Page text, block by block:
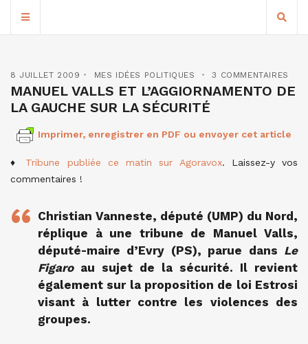
8 JUILLET 2009 MES IDÉES POLITIQUES 3 COMMENTAIRES
MANUEL VALLS ET L’AGGIORNAMENTO DE
LA GAUCHE SUR LA SÉCURITÉ
Imprimer, enregistrer en PDF ou envoyer cet article
♦ Tribune publiée ce matin sur Agoravox. Laissez-y vos
commentaires !
Christian Vanneste, député (UMP) du Nord,
réplique à une tribune de Manuel Valls,
député-maire d’Evry (PS), parue dans Le
Figaroau sujet de la sécurité. Il revient
également sur la proposition de loi Estrosi
visant à lutter contre les violences des
groupes.